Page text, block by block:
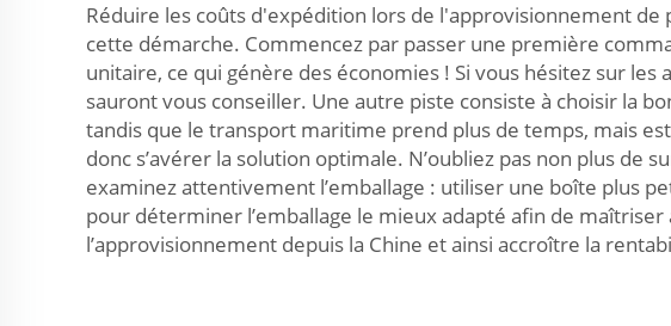
Réduire les coûts d'expédition lors de l'approvisionnement
cette démarche. Commencez par passer une première
unitaire, ce qui génère des économies ! Si vous hésitez sur
sauront vous conseiller. Une autre piste consiste à choisir la
tandis que le transport maritime prend plus de temps, mais
donc s’avérer la solution optimale. N’oubliez pas non plus de
examinez attentivement l’emballage : utiliser une boîte plus
pour déterminer l’emballage le mieux adapté afin de
l’approvisionnement depuis la Chine et ainsi accroître la